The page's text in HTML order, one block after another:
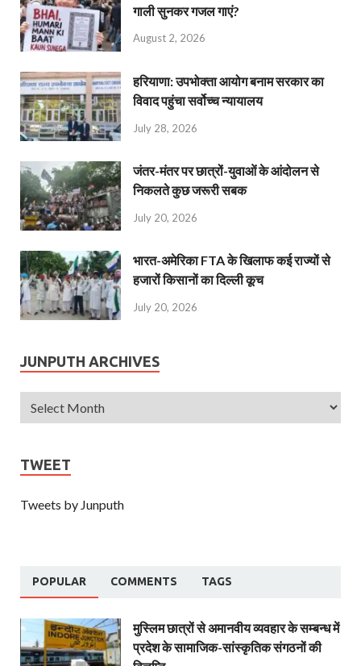
गाली सुनकर गजल गाएं?
August 2, 2026
हरियाणा: उपभोक्ता आयोग बनाम सरकार का
विवाद पहुंचा सर्वोच्च न्यायालय
July 28, 2026
जंतर-मंतर पर छात्रों-युवाओं के आंदोलन से
निकलते कुछ जरूरी सबक
July 20, 2026
भारत-अमेरिका FTA के खिलाफ कई राज्यों से
हजारों किसानों का दिल्ली कूच
July 20, 2026
JUNPUTH ARCHIVES
TWEET
Tweets by Junputh
POPULAR COMMENTS TAGS
मुस्लिम छात्रों से अमानवीय व्यवहार के सम्बन्ध में
प्रदेश के सामाजिक-सांस्कृतिक संगठनों की